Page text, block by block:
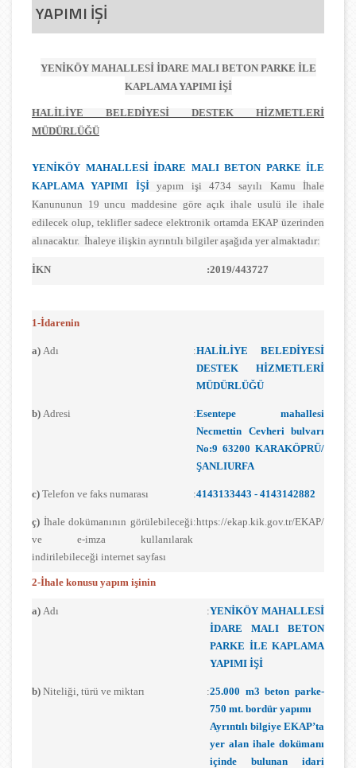
YAPIMI İŞİ
YENİKÖY MAHALLESİ İDARE MALI BETON PARKE İLE
KAPLAMA YAPIMI İŞİ
HALİLİYE BELEDİYESİ DESTEK HİZMETLERİ
MÜDÜRLÜĞÜ
YENİKÖY MAHALLESİ İDARE MALI BETON PARKE İLE
KAPLAMA YAPIMI İŞİyapım işi 4734 sayılı Kamu İhale
Kanununun 19 uncu maddesine göre açık ihale usulü ile ihale
edilecek olup, teklifler sadece elektronik ortamda EKAP üzerinden
alınacaktır. İhaleye ilişkin ayrıntılı bilgiler aşağıda yer almaktadır:
İKN :2019/443727
1-İdarenin
a) Adı :HALİLİYE BELEDİYESİ
DESTEK HİZMETLERİ
MÜDÜRLÜĞÜ
b) Adresi :Esentepe mahallesi
Necmettin Cevheri bulvarı
No:9 63200 KARAKÖPRÜ/
ŞANLIURFA
c) Telefon ve faks numarası :4143133443 - 4143142882
ç) İhale dokümanının görülebileceği
ve e-imza kullanılarak
indirilebileceği internet sayfası
:https://ekap.kik.gov.tr/EKAP/
2-İhale konusu yapım işinin
a) Adı :YENİKÖY MAHALLESİ
İDARE MALI BETON
PARKE İLE KAPLAMA
YAPIMI İŞİ
b) Niteliği, türü ve miktarı :25.000 m3 beton parke-
750 mt. bordür yapımı
Ayrıntılı bilgiye EKAP’ta
yer alan ihale dokümanı
içinde bulunan idari